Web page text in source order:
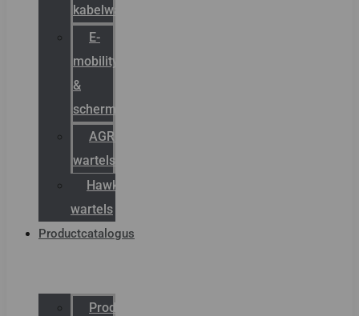
kabelwartels
E-
mobility
&
schermstromen
AGRO
wartels
Hawke
wartels
Productcatalogus
Productcatalogus